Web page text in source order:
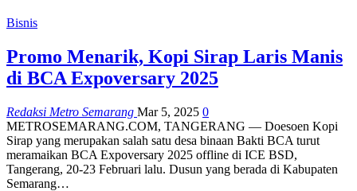
Bisnis
Promo Menarik, Kopi Sirap Laris Manis
di BCA Expoversary 2025
Redaksi Metro Semarang Mar 5, 2025 0
METROSEMARANG.COM, TANGERANG — Doesoen Kopi
Sirap yang merupakan salah satu desa binaan Bakti BCA turut
meramaikan BCA Expoversary 2025 offline di ICE BSD,
Tangerang, 20-23 Februari lalu. Dusun yang berada di Kabupaten
Semarang…